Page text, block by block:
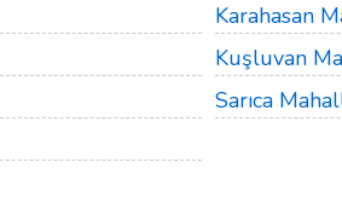
Karahasan
Kuşluvan
Sarıca